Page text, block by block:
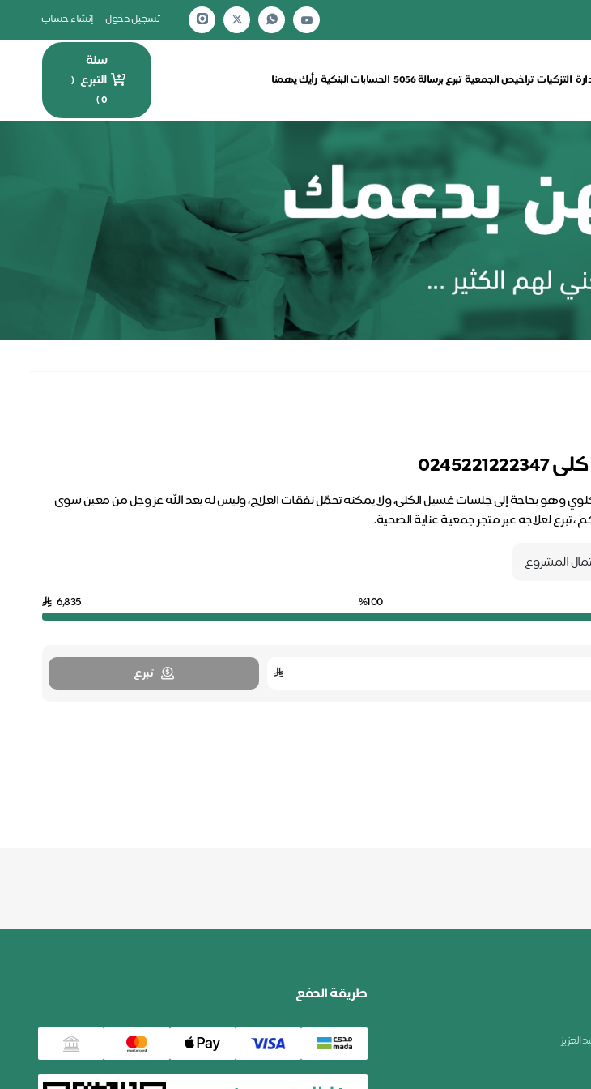
تسجيل دخول | إنشاء حساب
التزكيات تراخيص الجمعية تبرع برسالة 5056 الحسابات البنكية رأيك يهمنا
سلة
التبرع (
0
)
وهو بحاجة إلى جلسات غسيل الكلى، ولا يمكنه تحمّل نفقات العلاج، وليس له بعد الله عز وجل من معين سوى
، تبرع لعلاجه عبر متجر جمعية عناية الصحية.
المشروع
%100
6,835
تبرع
طريقة الدفع